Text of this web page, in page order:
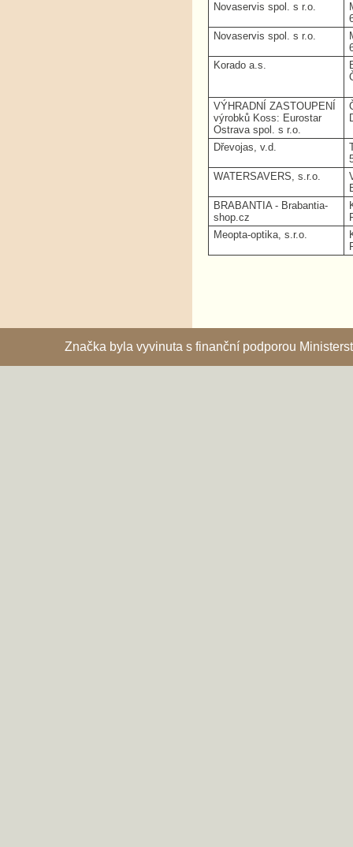
Novaservis spol. s r.o.
Novaservis spol. s r.o.
Korado a.s.
VÝHRADNÍ ZASTOUPENÍ
výrobků Koss: Eurostar
Ostrava spol. s r.o.
Dřevojas, v.d.
WATERSAVERS, s.r.o.
BRABANTIA - Brabantia-
shop.cz
Meopta-optika, s.r.o.
Značka byla vyvinuta s finanční podporou